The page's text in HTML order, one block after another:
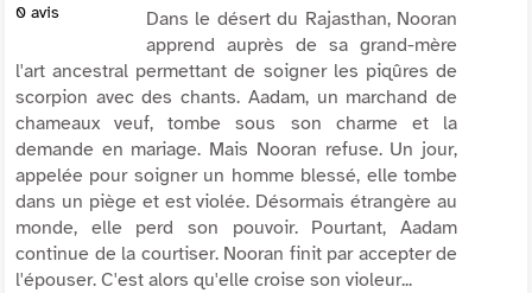
0 avis
Dans le désert du Rajasthan, Nooran
apprend auprès de sa grand-mère
l'art ancestral permettant de soigner les piqûres de
scorpion avec des chants. Aadam, un marchand de
chameaux veuf, tombe sous son charme et la
demande en mariage. Mais Nooran refuse. Un jour,
appelée pour soigner un homme blessé, elle tombe
dans un piège et est violée. Désormais étrangère au
monde, elle perd son pouvoir. Pourtant, Aadam
continue de la courtiser. Nooran finit par accepter de
l'épouser. C'est alors qu'elle croise son violeur...